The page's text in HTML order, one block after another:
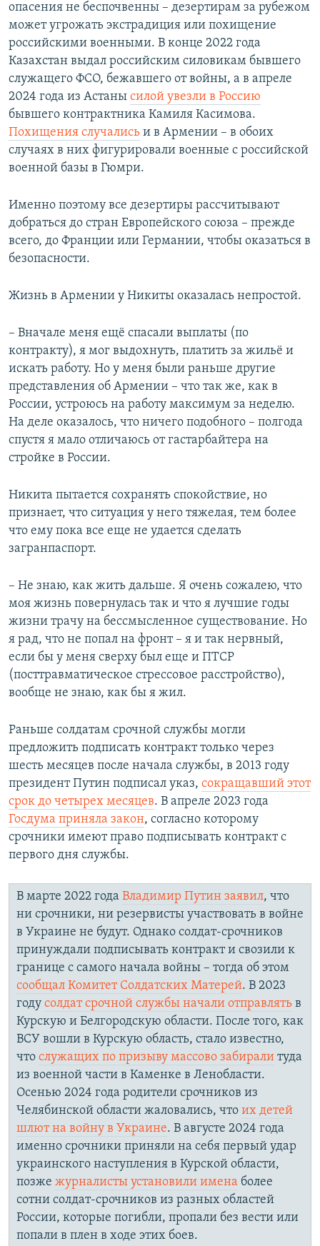
опасения не беспочвенны – дезертирам за рубежом
может угрожать экстрадиция или похищение
российскими военными. В конце 2022 года
Казахстан выдал российским силовикам бывшего
служащего ФСО, бежавшего от войны, а в апреле
2024 года из Астаны силой увезли в Россию
бывшего контрактника Камиля Касимова.
Похищения случались и в Армении – в обоих
случаях в них фигурировали военные с российской
военной базы в Гюмри.
Именно поэтому все дезертиры рассчитывают
добраться до стран Европейского союза – прежде
всего, до Франции или Германии, чтобы оказаться в
безопасности.
Жизнь в Армении у Никиты оказалась непростой.
– Вначале меня ещё спасали выплаты (по
контракту), я мог выдохнуть, платить за жильё и
искать работу. Но у меня были раньше другие
представления об Армении – что так же, как в
России, устроюсь на работу максимум за неделю.
На деле оказалось, что ничего подобного – полгода
спустя я мало отличаюсь от гастарбайтера на
стройке в России.
Никита пытается сохранять спокойствие, но
признает, что ситуация у него тяжелая, тем более
что ему пока все еще не удается сделать
загранпаспорт.
– Не знаю, как жить дальше. Я очень сожалею, что
моя жизнь повернулась так и что я лучшие годы
жизни трачу на бессмысленное существование. Но
я рад, что не попал на фронт – я и так нервный,
если бы у меня сверху был еще и ПТСР
(посттравматическое стрессовое расстройство),
вообще не знаю, как бы я жил.
Раньше солдатам срочной службы могли
предложить подписать контракт только через
шесть месяцев после начала службы, в 2013 году
президент Путин подписал указ, сокращавший этот
срок до четырех месяцев. В апреле 2023 года
Госдума приняла закон, согласно которому
срочники имеют право подписывать контракт с
первого дня службы.
В марте 2022 года Владимир Путин заявил, что
ни срочники, ни резервисты участвовать в войне
в Украине не будут. Однако солдат-срочников
принуждали подписывать контракт и свозили к
границе с самого начала войны – тогда об этом
сообщал Комитет Солдатских Матерей. В 2023
году солдат срочной службы начали отправлять в
Курскую и Белгородскую области. После того, как
ВСУ вошли в Курскую область, стало известно,
что служащих по призыву массово забирали туда
из военной части в Каменке в Ленобласти.
Осенью 2024 года родители срочников из
Челябинской области жаловались, что их детей
шлют на войну в Украине. В августе 2024 года
именно срочники приняли на себя первый удар
украинского наступления в Курской области,
позже журналисты установили имена более
сотни солдат-срочников из разных областей
России, которые погибли, пропали без вести или
попали в плен в ходе этих боев.